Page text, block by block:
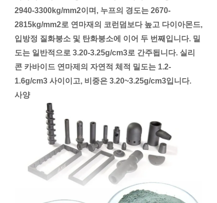
2940-3300kg/mm2이며, 누프의 경도는 2670-
2815kg/mm2로 연마재의 코런덤보다 높고 다이아몬드,
입방정 질화붕소 및 탄화붕소에 이어 두 번째입니다. 밀
도는 일반적으로 3.20-3.25g/cm3로 간주됩니다. 실리
콘 카바이드 연마제의 자연적 체적 밀도는 1.2-
1.6g/cm3 사이이고, 비중은 3.20~3.25g/cm3입니다.
사양